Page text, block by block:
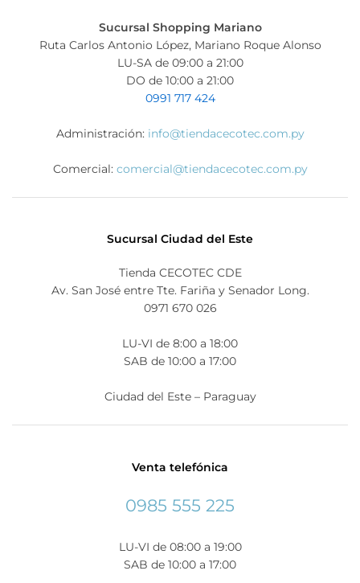
Sucursal Shopping Mariano
Ruta Carlos Antonio López, Mariano Roque Alonso
LU-SA de 09:00 a 21:00
DO de 10:00 a 21:00
0991 717 424
Administración: info@tiendacecotec.com.py
Comercial: comercial@tiendacecotec.com.py
Sucursal Ciudad del Este
Tienda CECOTEC CDE
Av. San José entre Tte. Fariña y Senador Long.
0971 670 026
LU-VI de 8:00 a 18:00
SAB de 10:00 a 17:00
Ciudad del Este – Paraguay
Venta telefónica
0985 555 225
LU-VI de 08:00 a 19:00
SAB de 10:00 a 17:00